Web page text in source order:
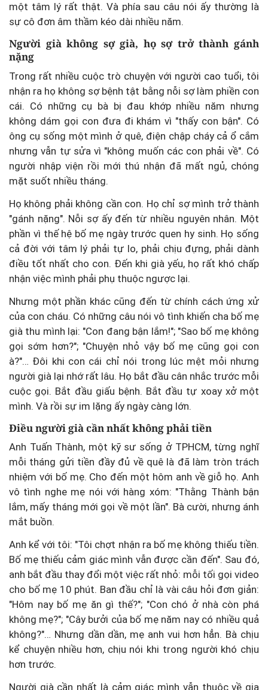
một tâm lý rất thật. Và phía sau câu nói ấy thường là
sự cô đơn âm thầm kéo dài nhiều năm.
Người già không sợ già, họ sợ trở thành gánh
nặng
Trong rất nhiều cuộc trò chuyện với người cao tuổi, tôi
nhận ra họ không sợ bệnh tật bằng nỗi sợ làm phiền con
cái. Có những cụ bà bị đau khớp nhiều năm nhưng
không dám gọi con đưa đi khám vì "thấy con bận". Có
ông cụ sống một mình ở quê, điện chập cháy cả ổ cắm
nhưng vẫn tự sửa vì "không muốn các con phải về". Có
người nhập viện rồi mới thú nhận đã mất ngủ, chóng
mặt suốt nhiều tháng.
Họ không phải không cần con. Họ chỉ sợ mình trở thành
"gánh nặng". Nỗi sợ ấy đến từ nhiều nguyên nhân. Một
phần vì thế hệ bố mẹ ngày trước quen hy sinh. Họ sống
cả đời với tâm lý phải tự lo, phải chịu đựng, phải dành
điều tốt nhất cho con. Đến khi già yếu, họ rất khó chấp
nhận việc mình phải phụ thuộc ngược lại.
Nhưng một phần khác cũng đến từ chính cách ứng xử
của con cháu. Có những câu nói vô tình khiến cha bố mẹ
già thu mình lại: "Con đang bận lắm!"; "Sao bố mẹ không
gọi sớm hơn?"; "Chuyện nhỏ vậy bố mẹ cũng gọi con
à?"… Đôi khi con cái chỉ nói trong lúc mệt mỏi nhưng
người già lại nhớ rất lâu. Họ bắt đầu cân nhắc trước mỗi
cuộc gọi. Bắt đầu giấu bệnh. Bắt đầu tự xoay xở một
mình. Và rồi sự im lặng ấy ngày càng lớn.
Điều người già cần nhất không phải tiền
Anh Tuấn Thành, một kỹ sư sống ở TPHCM, từng nghĩ
mỗi tháng gửi tiền đầy đủ về quê là đã làm tròn trách
nhiệm với bố mẹ. Cho đến một hôm anh về giỗ họ. Anh
vô tình nghe mẹ nói với hàng xóm: "Thằng Thành bận
lắm, mấy tháng mới gọi về một lần". Bà cười, nhưng ánh
mắt buồn.
Anh kể với tôi: "Tôi chợt nhận ra bố mẹ không thiếu tiền.
Bố mẹ thiếu cảm giác mình vẫn được cần đến". Sau đó,
anh bắt đầu thay đổi một việc rất nhỏ: mỗi tối gọi video
cho bố mẹ 10 phút. Ban đầu chỉ là vài câu hỏi đơn giản:
"Hôm nay bố mẹ ăn gì thế?"; "Con chó ở nhà còn phá
không mẹ?"; "Cây bưởi của bố mẹ năm nay có nhiều quả
không?"… Nhưng dần dần, mẹ anh vui hơn hẳn. Bà chịu
kể chuyện nhiều hơn, chịu nói khi trong người khó chịu
hơn trước.
Người già cần nhất là cảm giác mình vẫn thuộc về gia